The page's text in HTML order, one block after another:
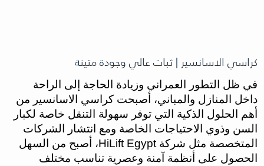
كراسي الاسانسير | ثبات عالي وجودة متينة
في ظل التطور العمراني وزيادة الحاجة إلى الراحة
داخل المنازل والمباني، أصبحت كراسي الاسانسير من
أهم الحلول الذكية التي توفر سهولة التنقل خاصة لكبار
السن وذوي الاحتياجات الخاصة ومع انتشار الشركات
المتخصصة مثل شركة HiLift Egypt، أصبح من السهل
الحصول على أنظمة آمنة وعصرية تناسب مختلف